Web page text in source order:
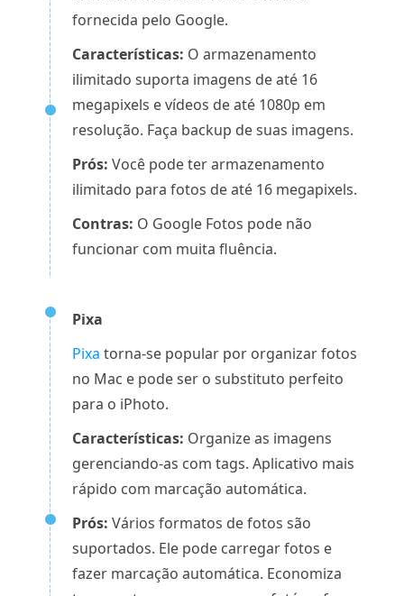
fornecida pelo Google.
Características: O armazenamento
ilimitado suporta imagens de até 16
megapixels e vídeos de até 1080p em
resolução. Faça backup de suas imagens.
Prós: Você pode ter armazenamento
ilimitado para fotos de até 16 megapixels.
Contras: O Google Fotos pode não
funcionar com muita fluência.
Pixa
Pixa torna-se popular por organizar fotos
no Mac e pode ser o substituto perfeito
para o iPhoto.
Características: Organize as imagens
gerenciando-as com tags. Aplicativo mais
rápido com marcação automática.
Prós: Vários formatos de fotos são
suportados. Ele pode carregar fotos e
fazer marcação automática. Economiza